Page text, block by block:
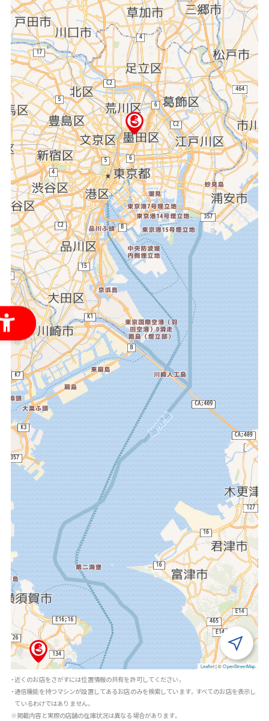
Leaflet |©OpenStreetMap
・近くのお店をさがすには位置情報の共有を許可してください。
・通信機能を持つマシンが設置してあるお店のみを検索しています。すべてのお店を表示し
ているわけではありません。
※掲載内容と実際の店舗の在庫状況は異なる場合があります。